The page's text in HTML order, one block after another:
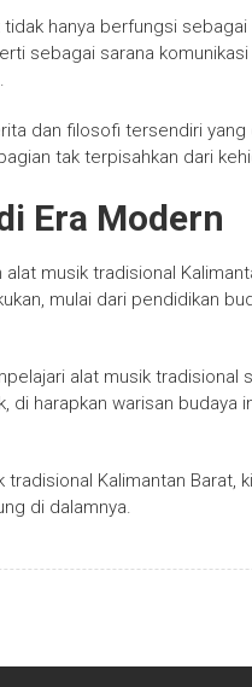
hanya berfungsi
sebagai sarana
dan filosofi tersendiri
tak terpisahkan dari
Era Modern
musik tradisional
mulai dari pendidikan
alat musik
di harapkan warisan budaya
Kalimantan Barat,
di dalamnya.